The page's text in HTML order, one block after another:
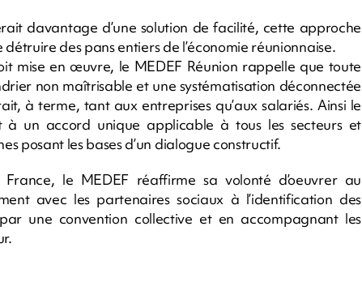
davantage d’une solution de facilité, cette approche
des pans entiers de l’économie réunionnaise.
mise en œuvre, le MEDEF Réunion rappelle que toute
non maîtrisable et une systématisation déconnectée
à terme, tant aux entreprises qu’aux salariés. Ainsi le
à un accord unique applicable à tous les secteurs et
posant les bases d’un dialogue constructif.
le MEDEF réaffirme sa volonté d’oeuvrer au
avec les partenaires sociaux à l’identification des
une convention collective et en accompagnant les